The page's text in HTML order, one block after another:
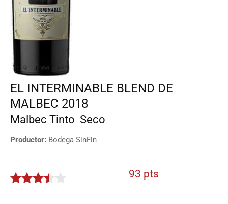
EL INTERMINABLE BLEND DE
MALBEC 2018
Malbec Tinto Seco
Productor: Bodega SinFin
93 pts